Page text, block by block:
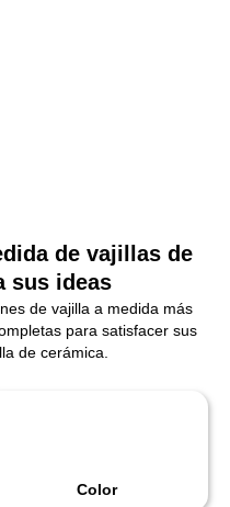
de vajillas de
sus ideas
de vajilla a medida más
para satisfacer sus
de cerámica.
Color